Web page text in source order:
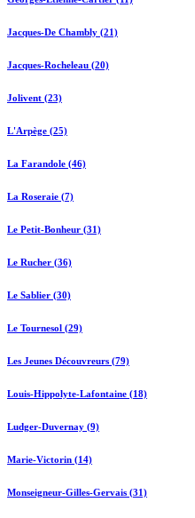
Jacques-De Chambly (21)
Jacques-Rocheleau (20)
Jolivent (23)
L'Arpège (25)
La Farandole (46)
La Roseraie (7)
Le Petit-Bonheur (31)
Le Rucher (36)
Le Sablier (30)
Le Tournesol (29)
Les Jeunes Découvreurs (79)
Louis-Hippolyte-Lafontaine (18)
Ludger-Duvernay (9)
Marie-Victorin (14)
Monseigneur-Gilles-Gervais (31)